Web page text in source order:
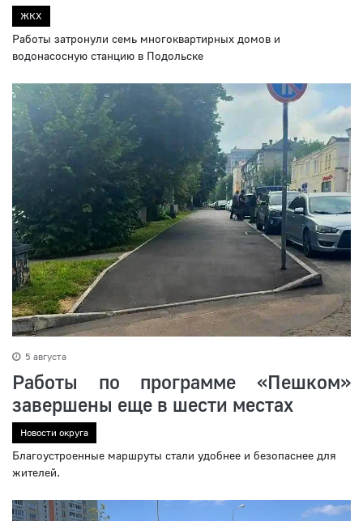
ЖКХ
Работы затронули семь многоквартирных домов и
водонасосную станцию в Подольске
5 августа
Работы по программе «Пешком»
завершены еще в шести местах
Новости округа
Благоустроенные маршруты стали удобнее и безопаснее для
жителей.